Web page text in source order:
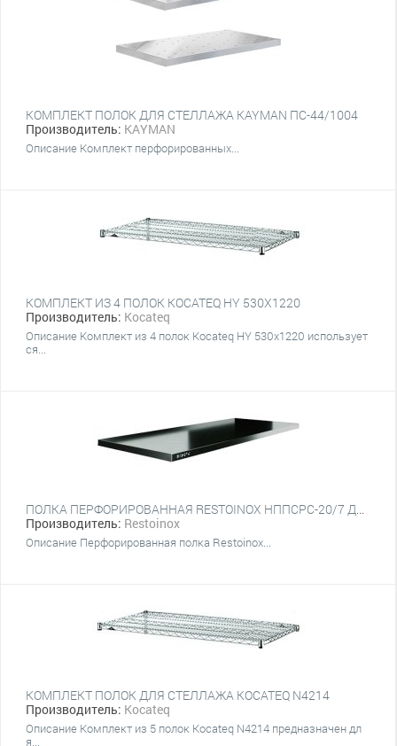
КОМПЛЕКТ ПОЛОК ДЛЯ СТЕЛЛАЖА KAYMAN ПС-44/1004
Производитель: KAYMAN
Описание Комплект перфорированных...
КОМПЛЕКТ ИЗ 4 ПОЛОК KOCATEQ HY 530X1220
Производитель: Kocateq
Описание Комплект из 4 полок Kocateq HY 530x1220 использует
ся...
ПОЛКА ПЕРФОРИРОВАННАЯ RESTOINOX НППСРС-20/7 ДЛЯ СТЕЛЛАЖЕЙ
Производитель: Restoinox
Описание Перфорированная полка Restoinox...
КОМПЛЕКТ ПОЛОК ДЛЯ СТЕЛЛАЖА KOCATEQ N4214
Производитель: Kocateq
Описание Комплект из 5 полок Kocateq N4214 предназначен дл
я...